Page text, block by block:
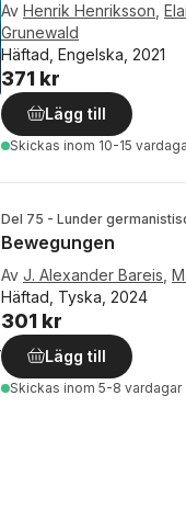
Av Henrik Henriksson
Grunewald
Häftad, Engelska, 2021
371 kr
Lägg till
Skickas inom 10-15
Del 75 - Lunder
Bewegungen
Av J. Alexander Bareis
Häftad, Tyska, 2024
301 kr
Lägg till
Skickas inom 5-8 vardagar